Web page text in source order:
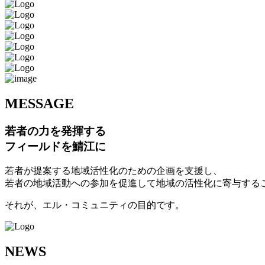
MESSAGE
若者の力を発揮する
フィールドを鯖江に
若者が提案する地域活性化のための企画を支援し、
若者の地域活動への参加を促進して地域の活性化に寄与する
それが、エル・コミュニティの目的です。
NEWS